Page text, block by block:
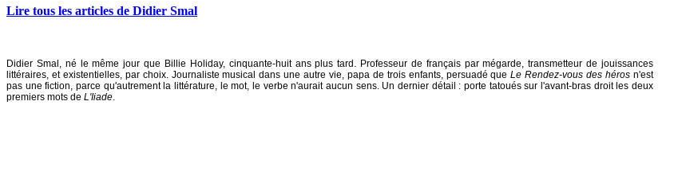
Lire tous les articles de Didier Smal
Didier Smal, né le même jour que Billie Holiday, cinquante-huit ans plus tard. Professeur de français par mégarde, transmetteur de jouissances
littéraires, et existentielles, par choix. Journaliste musical dans une autre vie, papa de trois enfants, persuadé queLe Rendez-vous des héros n'est
pas une fiction, parce qu'autrement la littérature, le mot, le verbe n'aurait aucun sens. Un dernier détail : porte tatoués sur l'avant-bras droit les deux
premiers mots de L'Iiade.